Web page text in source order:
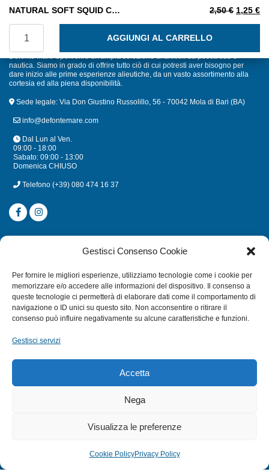
Gestisci Consenso Cookie
Per fornire le migliori esperienze, utilizziamo tecnologie come i cookie per
memorizzare e/o accedere alle informazioni del dispositivo. Il consenso a
queste tecnologie ci permetterà di elaborare dati come il comportamento di
navigazione o ID unici su questo sito. Non acconsentire o ritirare il
consenso può influire negativamente su alcune caratteristiche e funzioni.
Gestisci servizi
Accetta
Nega
Visualizza le preferenze
Cookie PolicyPrivacy Policy
NATURAL SOFT SQUID CM. 6,5 COL. GREEN KC5 2,50€ Il
1,25 €Il
AGGIUNGI AL CARRELLO
Defonte Mare Sport offre un'ampia selezione di articoli da pesca sub e
nautica. Siamo in grado di offrire tutto ciò di cui potresti aver bisogno per
dare inizio alle prime esperienze alieutiche, da un vasto assortimento alla
cortesia ed alla piena disponibilità.
Sede legale: Via Don Giustino Russolillo, 56 - 70042 Mola di Bari (BA)
info@defontemare.com
Dal Lun al Ven.
09:00 - 18:00
Sabato: 09:00 - 13:00
Domenica CHIUSO
Telefono (+39) 080 474 16 37
CATEGORIE
MULINELLI
CANNE
ACCESSORI NAUTICI
TERMINI E CONDIZIONI